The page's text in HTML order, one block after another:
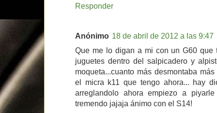
Responder
Anónimo 18 de abril de 2012 a las 9:47
Que me lo digan a mi con un G60 que
juguetes dentro del salpicadero y
moqueta...cuanto más desmontaba
el micra k11 que tengo ahora... hay
arreglandolo ahora empiezo a
tremendo jajaja ánimo con el S14!